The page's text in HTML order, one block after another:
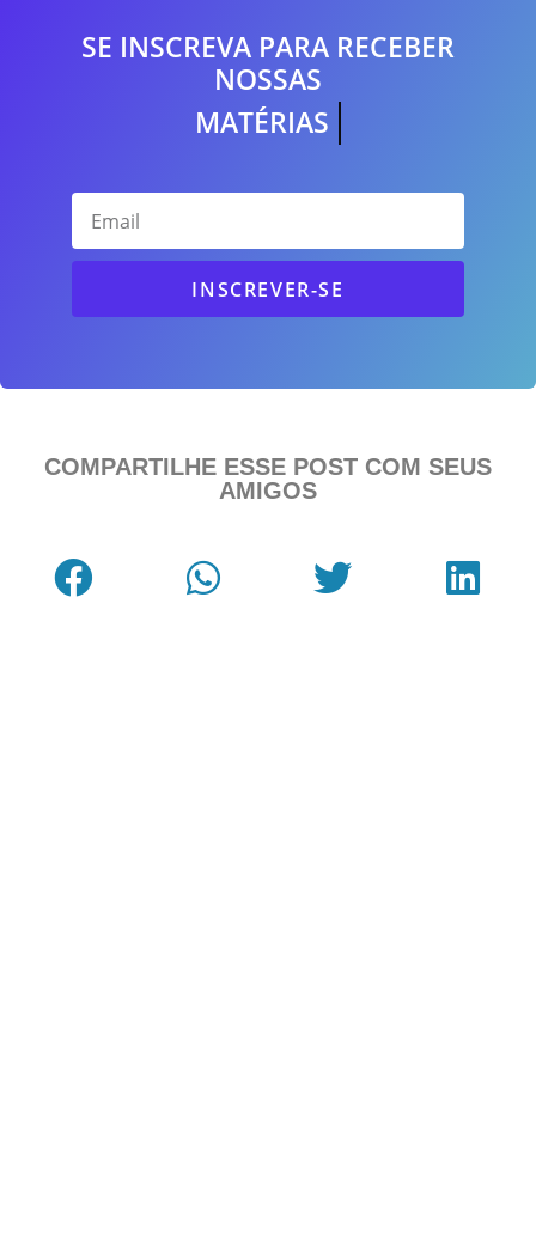
SE INSCREVA PARA RECEBER
NOSSAS
MATÉRIAS
INSCREVER-SE
COMPARTILHE ESSE POST COM SEUS
AMIGOS